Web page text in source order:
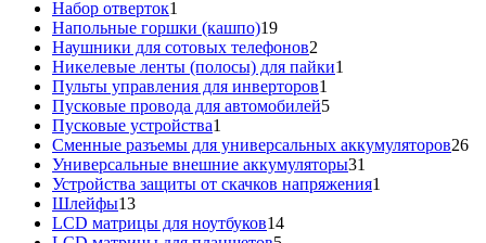
товаров
Набор отверток1
товар
Напольные горшки (кашпо)1919
товаров
Наушники для сотовых телефонов2
товара
Никелевые ленты (полосы) для пайки1
Пульты управления для инверторов1
товар
Пусковые провода для автомобилей55
Пусковые устройства1
товар
Сменные разъемы для универсальных аккумуляторов2626
Универсальные внешние аккумуляторы31
товар
Устройства защиты от скачков напряжения1
Шлейфы1313
товаров
LCD матрицы для ноутбуков1414